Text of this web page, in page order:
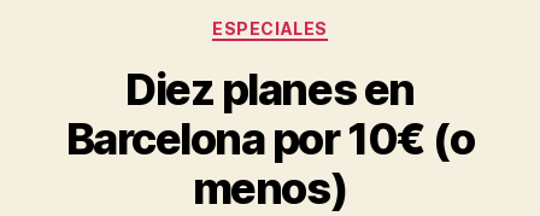
Categorías
ESPECIALES
Diez planes en
Barcelona por 10€ (o
menos)